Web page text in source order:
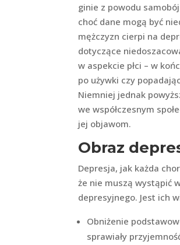
ginie z powodu
choć dane mogą być
mężczyzn cierpi na
dotyczące
w aspekcie płci – w
po używki czy
Niemniej jednak
we współczesnym
jej objawom.
Obraz
Depresja, jak każda
że nie muszą wystąpić
depresyjnego. Jest ich
Obniżenie
sprawiały